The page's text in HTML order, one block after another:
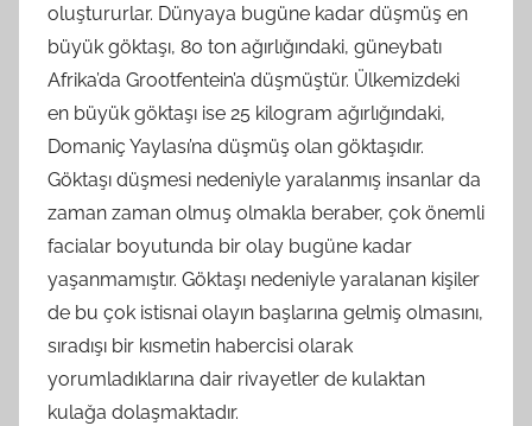
oluştururlar. Dünyaya bugüne kadar düşmüş en
büyük göktaşı, 80 ton ağırlığındaki, güneybatı
Afrika’da Grootfentein’a düşmüştür. Ülkemizdeki
en büyük göktaşı ise 25 kilogram ağırlığındaki,
Domaniç Yaylası’na düşmüş olan göktaşıdır.
Göktaşı düşmesi nedeniyle yaralanmış insanlar da
zaman zaman olmuş olmakla beraber, çok önemli
facialar boyutunda bir olay bugüne kadar
yaşanmamıştır. Göktaşı nedeniyle yaralanan kişiler
de bu çok istisnai olayın başlarına gelmiş olmasını,
sıradışı bir kısmetin habercisi olarak
yorumladıklarına dair rivayetler de kulaktan
kulağa dolaşmaktadır.